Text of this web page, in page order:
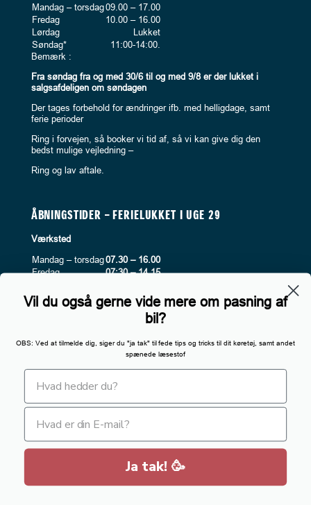
Mandag – torsdag09.00 – 17.00
Fredag
10.00 – 16.00
Lørdag
Lukket
Søndag*
11:00-14:00.
Bemærk :
Fra søndag fra og med 30/6 til og med 9/8 er der lukket i
salgsafdeligen om søndagen
Der tages forbehold for ændringer ifb. med helligdage, samt
ferie perioder
Ring i forvejen, så booker vi tid af, så vi kan give dig den
bedst mulige vejledning –
Ring og lav aftale.
ÅBNINGSTIDER – FERIELUKKET I UGE 29
Værksted
Mandag – torsdag07.30 – 16.00
Fredag
07:30 – 14.15
Søndag
Lukket
Om cookies
Beregn byttepris
Vil du også gerne vide mere om pasning af
bil?
OBS: Ved at tilmelde dig, siger du "ja tak" til fede tips og tricks til dit køretøj, samt andet
spænede læsestof
Ja tak! 🥳